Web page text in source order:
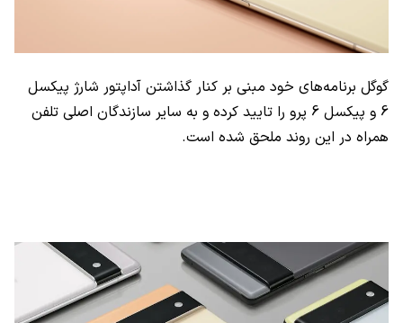
گوگل برنامه‌های خود مبنی بر کنار گذاشتن آداپتور شارژ پیکسل
6 و پیکسل 6 پرو را تایید کرده و به سایر سازندگان اصلی تلفن
همراه در این روند ملحق شده است.